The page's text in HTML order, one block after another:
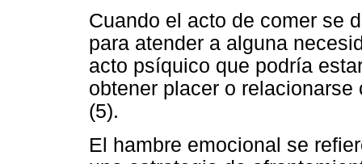
Cuando el acto de comer se
para atender a alguna
acto psíquico que podría
obtener placer o
(5).
El hambre emocional se